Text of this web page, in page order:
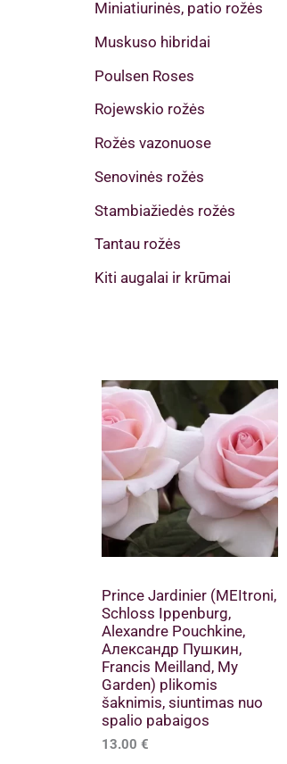
Miniatiurinės, patio rožės
Muskuso hibridai
Poulsen Roses
Rojewskio rožės
Rožės vazonuose
Senovinės rožės
Stambiažiedės rožės
Tantau rožės
Kiti augalai ir krūmai
Prince Jardinier (MEItroni,
Schloss Ippenburg,
Alexandre Pouchkine,
Александр Пушкин,
Francis Meilland, My
Garden) plikomis
šaknimis, siuntimas nuo
spalio pabaigos
13.00 €